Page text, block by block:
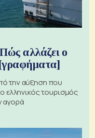
αλλάζει ο
[γραφήματα]
την αύξηση που
ελληνικός τουρισμός
αγορά